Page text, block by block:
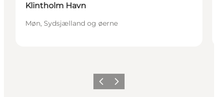
Klintholm Havn
Møn, Sydsjælland og øerne
ForrigeNæste